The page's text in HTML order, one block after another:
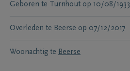
Geboren te Turnhout op 10/08/1933
Overleden te Beerse op 07/12/2017
Woonachtig te Beerse